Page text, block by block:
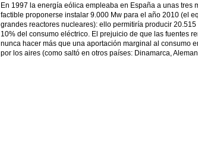
En 1997 la energía eólica empleaba en España a unas tres
factible proponerse instalar 9.000 Mw para el año 2010 (el
grandes reactores nucleares): ello permitiría producir 20.515
10% del consumo eléctrico. El prejuicio de que las fuentes
nunca hacer más que una aportación marginal al consumo
por los aires (como saltó en otros países: Dinamarca,